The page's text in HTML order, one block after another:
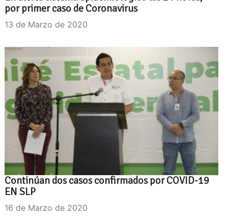
por primer caso de Coronavirus
13 de Marzo de 2020
Continúan dos casos confirmados por COVID-19
EN SLP
16 de Marzo de 2020